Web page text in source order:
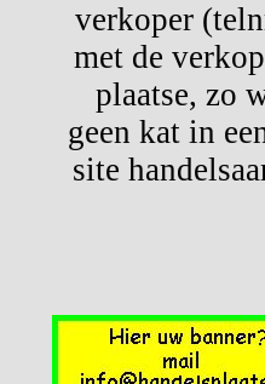
verkoper
met de
plaatse, zo
geen kat in
site